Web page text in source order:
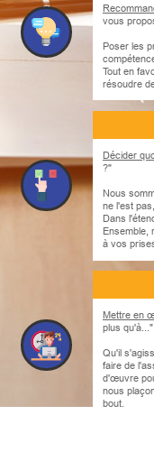
vous
Poser les
Tout en
résoudre
Décider
?"
Nous
ne l'est
Dans
Ensemble,
à vos
Mettre en
plus qu'à..."
Qu'il
faire de
d'œuvre
nous
bout.